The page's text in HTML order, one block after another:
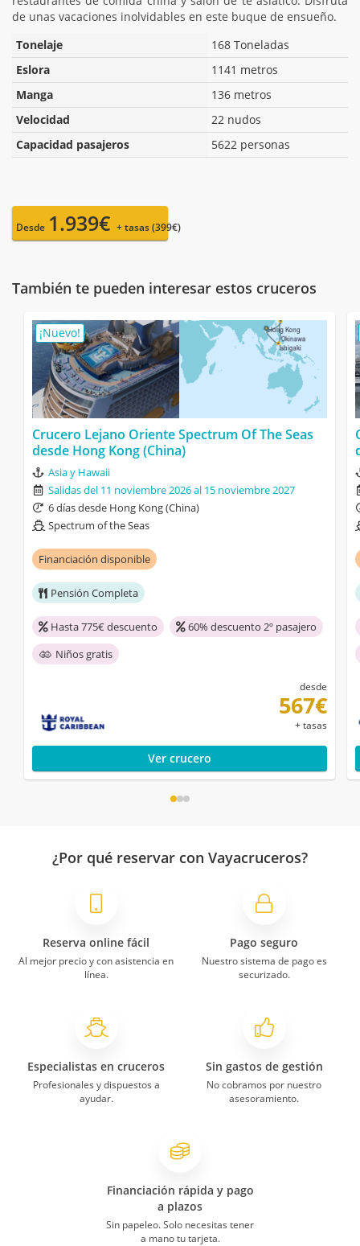
de unas vacaciones inolvidables en este buque de ensueño.
Tonelaje
168 Toneladas
Eslora
1141 metros
Manga
136 metros
Velocidad
22 nudos
Capacidad pasajeros
5622 personas
Desde 1.939€ + tasas (399€)
También te pueden interesar estos cruceros
¡Nuevo!
Crucero Lejano Oriente Spectrum Of The Seas
desde Hong Kong (China)
Asia y Hawaii
Salidas del 11 noviembre 2026 al 15 noviembre 2027
6 días desde Hong Kong (China)
Spectrum of the Seas
Financiación disponible
Pensión Completa
Hasta 775€ descuento
60% descuento 2º pasajero
Niños gratis
desde
567€
+ tasas
Ver crucero
¿Por qué reservar con Vayacruceros?
Reserva online fácil
Al mejor precio y con asistencia en
línea.
Pago seguro
Nuestro sistema de pago es
securizado.
Especialistas en cruceros
Profesionales y dispuestos a
ayudar.
Sin gastos de gestión
No cobramos por nuestro
asesoramiento.
Financiación rápida y pago
a plazos
Sin papeleo. Solo necesitas tener
a mano tu tarjeta.